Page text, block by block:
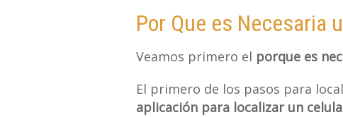
Por Que es Necesaria
Veamos primero el porque es
El primero de los pasos para
aplicación para localizar un